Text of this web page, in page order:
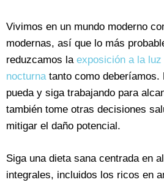
Vivimos en un mundo moderno
modernas, así que lo más
reduzcamos la exposición a la
nocturnatanto como deberíamos.
pueda y siga trabajando para
también tome otras decisiones
mitigar el daño potencial.
Siga una dieta sana centrada en
integrales, incluidos los ricos en